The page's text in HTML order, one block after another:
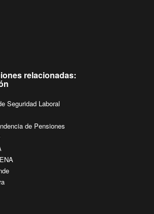
relacionadas:
Seguridad Laboral
de Pensiones